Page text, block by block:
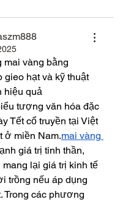
mai vàng bằng
gieo hạt và kỹ thuật
hiệu quả
tượng văn hóa đặc
Tết cổ truyền tại Việt
ở miền Nam.mai vàng
giá trị tinh thần,
mang lại giá trị kinh tế
trồng nếu áp dụng
Trong các phương